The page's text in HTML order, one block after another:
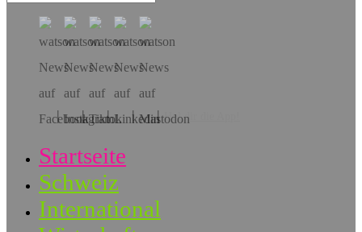
Hol dir die App!
Startseite
Schweiz
International